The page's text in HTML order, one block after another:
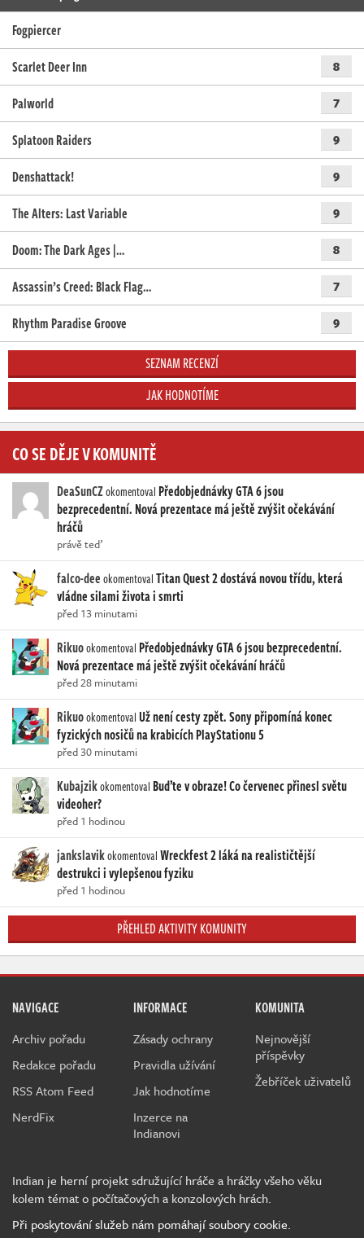
Fogpiercer
Scarlet Deer Inn
8
Palworld 7
Splatoon Raiders 9
Denshattack! 9
The Alters: Last Variable 9
Doom: The Dark Ages |… 8
Assassin’s Creed: Black Flag… 7
Rhythm Paradise Groove 9
SEZNAM RECENZÍ
JAK HODNOTÍME
CO SE DĚJE V KOMUNITĚ
DeaSunCZokomentoval Předobjednávky GTA 6 jsou
bezprecedentní. Nová prezentace má ještě zvýšit očekávání
hráčů
právě teď
falco-deeokomentovalTitan Quest 2 dostává novou třídu, která
vládne silami života i smrti
před 13 minutami
Rikuookomentoval Předobjednávky GTA 6 jsou bezprecedentní.
Nová prezentace má ještě zvýšit očekávání hráčů
před 28 minutami
RikuookomentovalUž není cesty zpět. Sony připomíná konec
fyzických nosičů na krabicích PlayStationu 5
před 30 minutami
Kubajzikokomentoval Buďte v obraze! Co červenec přinesl světu
videoher?
před 1 hodinou
jankslavikokomentovalWreckfest 2 láká na realističtější
destrukci i vylepšenou fyziku
před 1 hodinou
PŘEHLED AKTIVITY KOMUNITY
NAVIGACE
Archiv pořadu
Redakce pořadu
RSS Atom Feed
NerdFix
INFORMACE
Zásady ochrany
Pravidla užívání
Jak hodnotíme
Inzerce na
Indianovi
KOMUNITA
Nejnovější
příspěvky
Žebříček uživatelů
Indian je herní projekt sdružující hráče a hráčky všeho věku
kolem témat o počítačových a konzolových hrách.
Při poskytování služeb nám pomáhají soubory cookie.